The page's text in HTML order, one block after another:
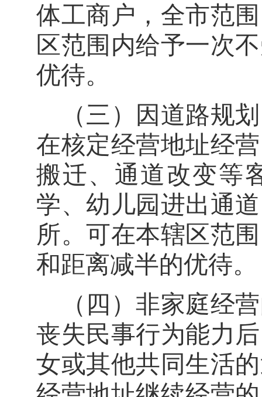
体工商户，全市范
区范围内给予一次
优待。
（三）因道路规
在核定经营地址经
搬迁、通道改变等
学、幼儿园进出通
所。可在本辖区范
和距离减半的优待。
（四）非家庭经
丧失民事行为能力
女或其他共同生活